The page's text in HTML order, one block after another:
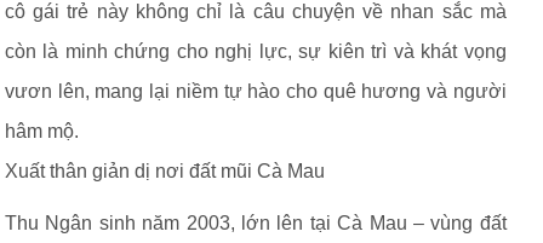
cô gái trẻ này không chỉ là câu chuyện về nhan sắc mà
còn là minh chứng cho nghị lực, sự kiên trì và khát vọng
vươn lên, mang lại niềm tự hào cho quê hương và người
hâm mộ.
Xuất thân giản dị nơi đất mũi Cà Mau
Thu Ngân sinh năm 2003, lớn lên tại Cà Mau – vùng đất